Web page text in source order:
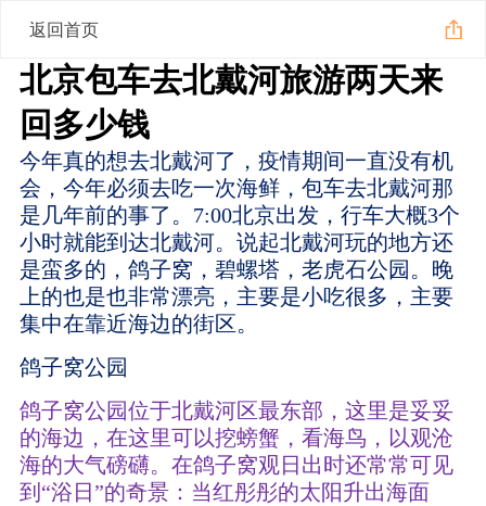
返回首页
北京包车去北戴河旅游两天来
回多少钱
今年真的想去北戴河了，疫情期间一直没有机
会，今年必须去吃一次海鲜，包车去北戴河那
是几年前的事了。7:00北京出发，行车大概3个
小时就能到达北戴河。说起北戴河玩的地方还
是蛮多的，鸽子窝，碧螺塔，老虎石公园。晚
上的也是也非常漂亮，主要是小吃很多，主要
集中在靠近海边的街区。
鸽子窝公园
鸽子窝公园位于北戴河区最东部，这里是妥妥
的海边，在这里可以挖螃蟹，看海鸟，以观沧
海的大气磅礴。 在鸽子窝观日出时还常常可见
到“浴日”的奇景：当红彤彤的太阳升出海面